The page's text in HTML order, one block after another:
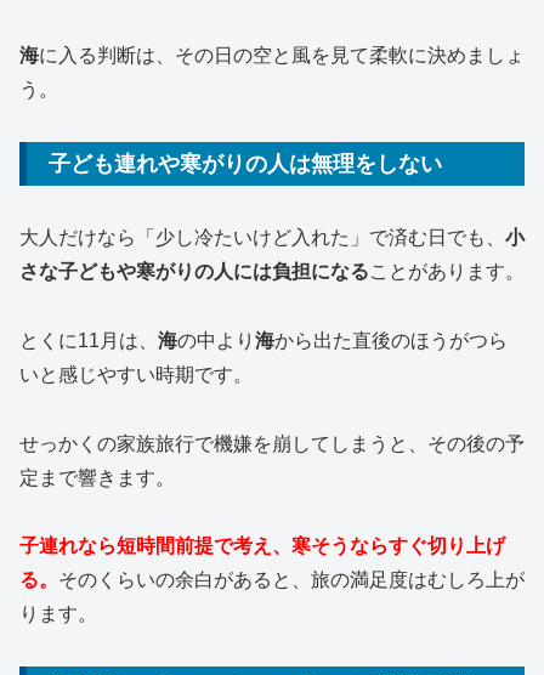
海に入る判断は、その日の空と風を見て柔軟に決めましょ
う。
子ども連れや寒がりの人は無理をしない
大人だけなら「少し冷たいけど入れた」で済む日でも、 小
さな子どもや寒がりの人には負担になることがあります。
とくに11月は、 海の中より 海から出た直後のほうがつら
いと感じやすい時期です。
せっかくの家族旅行で機嫌を崩してしまうと、その後の予
定まで響きます。
子連れなら短時間前提で考え、寒そうならすぐ切り上げ
る。 そのくらいの余白があると、旅の満足度はむしろ上が
ります。